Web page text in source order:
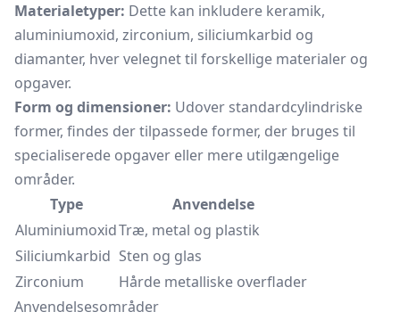
Materialetyper: Dette kan inkludere keramik,
aluminiumoxid, zirconium, siliciumkarbid og
diamanter, hver velegnet til forskellige materialer og
opgaver.
Form og dimensioner: Udover standardcylindriske
former, findes der tilpassede former, der bruges til
specialiserede opgaver eller mere utilgængelige
områder.
Type
Anvendelse
AluminiumoxidTræ, metal og plastik
Siliciumkarbid Sten og glas
Zirconium
Hårde metalliske overflader
Anvendelsesområder